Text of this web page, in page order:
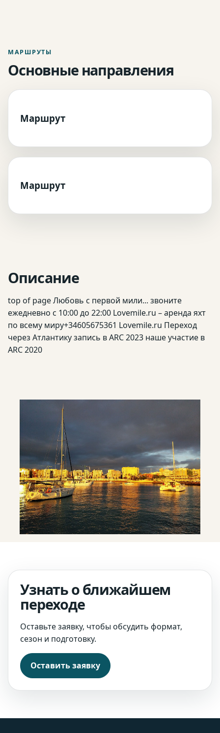
МАРШРУТЫ
Основные направления
Маршрут
Маршрут
Описание
top of page Любовь с первой мили... звоните
ежедневно с 10:00 до 22:00 Lovemile.ru – аренда яхт
по всему миру ​ +34605675361 Lovemile.ru Переход
через Атлантику запись в ARC 2023 наше участие в
ARC 2020
Узнать о ближайшем
переходе
Оставьте заявку, чтобы обсудить формат,
сезон и подготовку.
Оставить заявку